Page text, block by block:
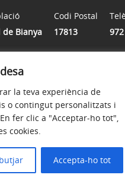
la teva experiència de
o contingut personalitzats i
fer clic a "Acceptar-ho tot",
cookies.
Accepta-ho tot
de Bianya
Codi Postal
17813
15h